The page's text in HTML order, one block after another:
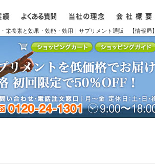
栄養素と効果・効能・効用｜サプリメント通販 【情報局】